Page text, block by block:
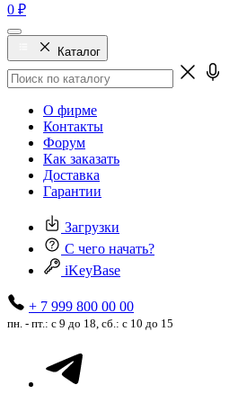
0 ₽
Каталог
О фирме
Контакты
Форум
Как заказать
Доставка
Гарантии
Загрузки
С чего начать?
iKeyBase
+ 7 999 800 00 00
пн. - пт.: с 9 до 18, сб.: с 10 до 15